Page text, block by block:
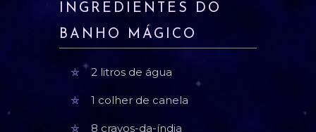
INGREDIENTES DO
BANHO MÁGICO
2 litros de água
1 colher de canela
8 cravos-da-índia